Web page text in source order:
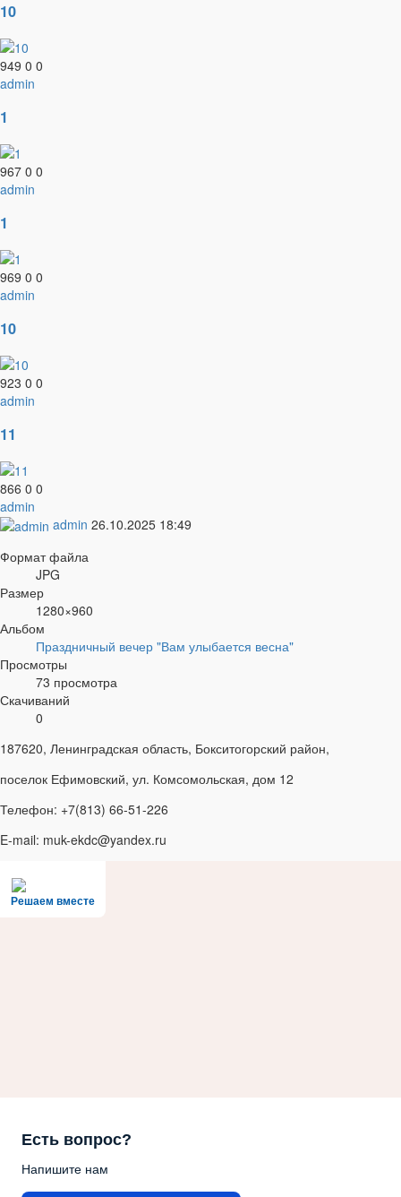
10
949 0 0
admin
1
967 0 0
admin
1
969 0 0
admin
10
923 0 0
admin
11
866 0 0
admin
admin 26.10.2025 18:49
Формат файла
JPG
Размер
1280×960
Альбом
Праздничный вечер "Вам улыбается весна"
Просмотры
73 просмотра
Скачиваний
0
187620, Ленинградская область, Бокситогорский район,
поселок Ефимовский, ул. Комсомольская, дом 12
Телефон: +7(813) 66-51-226
E-mail: muk-ekdc@yandex.ru
Решаем вместе
Есть вопрос?
Напишите нам